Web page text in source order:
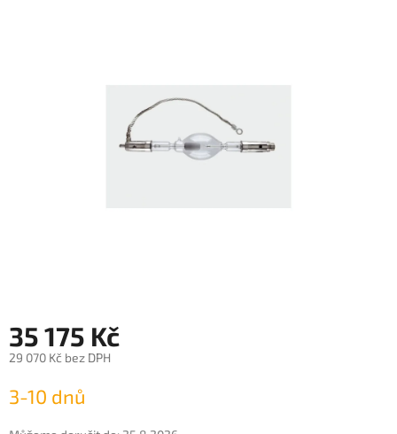
35 175 Kč
29 070 Kč bez DPH
cena:
3-10 dnů